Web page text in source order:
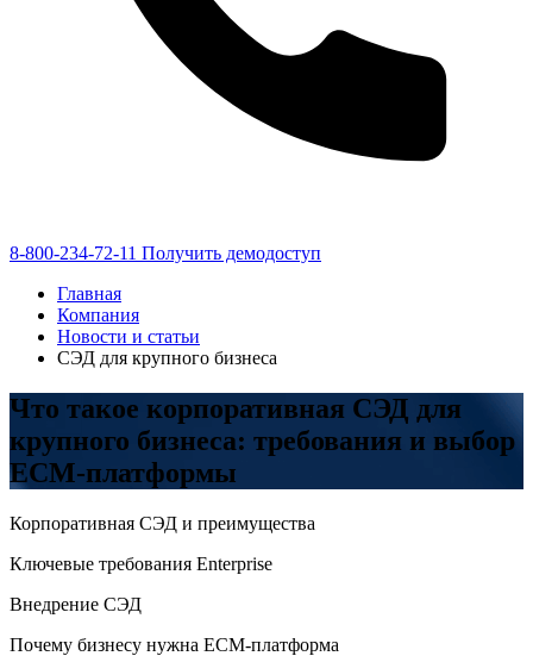
8-800-234-72-11 Получить демодоступ
Главная
Компания
Новости и статьи
СЭД для крупного бизнеса
Что такое корпоративная СЭД для
крупного бизнеса: требования и выбор
ECM-платформы
Корпоративная СЭД и преимущества
Ключевые требования Enterprise
Внедрение СЭД
Почему бизнесу нужна ECM-платформа